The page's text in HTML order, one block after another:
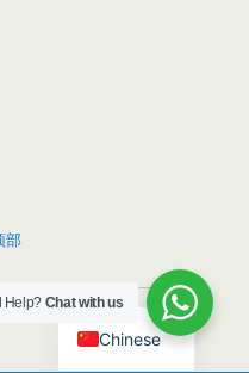
部
桌面
Help? Chat with us
Chinese